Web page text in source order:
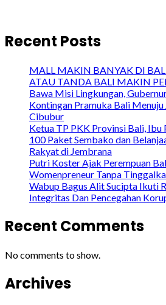
Recent Posts
MALL MAKIN BANYAK DI
ATAU TANDA BALI MAKIN
Bawa Misi Lingkungan,
Kontingan Pramuka Bali
Cibubur
Ketua TP PKK Provinsi Bali, Ibu
100 Paket Sembako dan
Rakyat di Jembrana
Putri Koster Ajak Perempuan
Womenpreneur Tanpa
Wabup Bagus Alit Sucipta Ikuti
Integritas Dan Pencegahan
Recent Comments
No comments to show.
Archives